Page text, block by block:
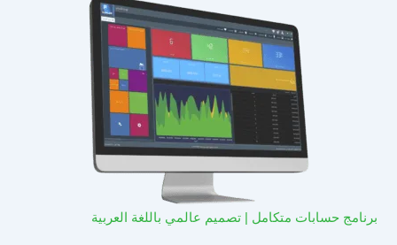
برنامج حسابات متكامل | تصميم عالمي باللغة العربية